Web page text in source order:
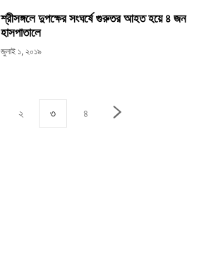
শ্রীসঙ্গলে দুপক্ষের সংঘর্ষে গুরুতর আহত হয়ে ৪ জন
হাসপাতালে
জুলাই ১, ২০১৯
২ ৩ ৪